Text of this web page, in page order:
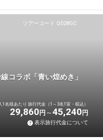
ツアーコード Q028GC
コラボ「青い煌めき」
1名様あたり 旅行代金（1～3名1室・税込）
29,860 円 45,240 円
表示旅行代金について